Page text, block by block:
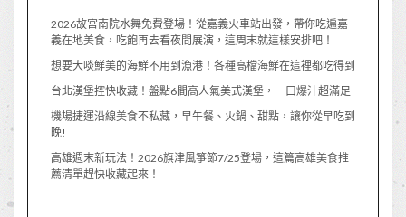
2026故宮南院水舞免費登場！從嘉義火車站出發，帶你吃遍嘉
義在地美食，吃飽再去看夜間展演，這周末就這樣安排吧！
想要大啖鮮美的海鮮不用到漁港！各種高檔海鮮在這裡都吃得到
台北漢堡控快收藏！盤點6間高人氣美式漢堡，一口爆汁超滿足
機場捷運沿線美食不私藏，早午餐、火鍋、甜點，讓你從早吃到
晚!
高雄週末新玩法！2026旗津風箏節7/25登場，這篇高雄美食推
薦清單趕快收藏起來！